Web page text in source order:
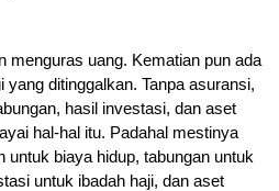
menguras uang. Kematian pun ada
ditinggalkan. Tanpa asuransi,
hasil investasi, dan aset
hal-hal itu. Padahal mestinya
untuk biaya hidup, tabungan untuk
untuk ibadah haji, dan aset